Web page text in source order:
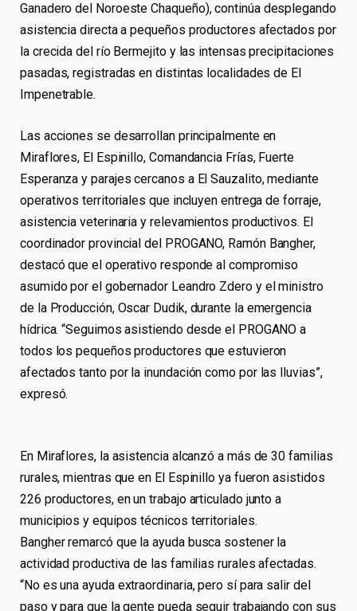
Ganadero del Noroeste Chaqueño), continúa desplegando
asistencia directa a pequeños productores afectados por
la crecida del río Bermejito y las intensas precipitaciones
pasadas, registradas en distintas localidades de El
Impenetrable.
Las acciones se desarrollan principalmente en
Miraflores, El Espinillo, Comandancia Frías, Fuerte
Esperanza y parajes cercanos a El Sauzalito, mediante
operativos territoriales que incluyen entrega de forraje,
asistencia veterinaria y relevamientos productivos. El
coordinador provincial del PROGANO, Ramón Bangher,
destacó que el operativo responde al compromiso
asumido por el gobernador Leandro Zdero y el ministro
de la Producción, Oscar Dudik, durante la emergencia
hídrica. “Seguimos asistiendo desde el PROGANO a
todos los pequeños productores que estuvieron
afectados tanto por la inundación como por las lluvias”,
expresó.
En Miraflores, la asistencia alcanzó a más de 30 familias
rurales, mientras que en El Espinillo ya fueron asistidos
226 productores, en un trabajo articulado junto a
municipios y equipos técnicos territoriales.
Bangher remarcó que la ayuda busca sostener la
actividad productiva de las familias rurales afectadas.
“No es una ayuda extraordinaria, pero sí para salir del
paso y para que la gente pueda seguir trabajando con sus